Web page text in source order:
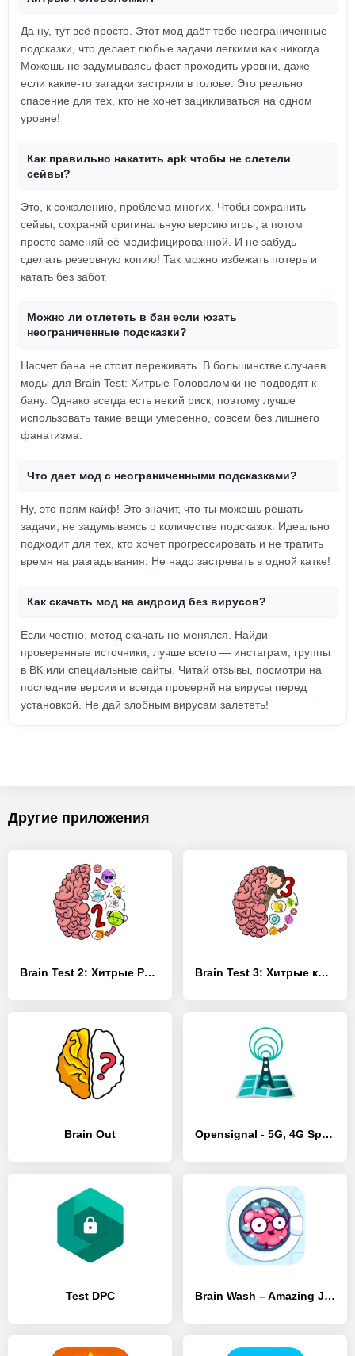
Да ну, тут всё просто. Этот мод даёт тебе неограниченные
подсказки, что делает любые задачи легкими как никогда.
Можешь не задумываясь фаст проходить уровни, даже
если какие-то загадки застряли в голове. Это реально
спасение для тех, кто не хочет зацикливаться на одном
уровне!
Как правильно накатить apk чтобы не слетели
сейвы?
Это, к сожалению, проблема многих. Чтобы сохранить
сейвы, сохраняй оригинальную версию игры, а потом
просто заменяй её модифицированной. И не забудь
сделать резервную копию! Так можно избежать потерь и
катать без забот.
Можно ли отлететь в бан если юзать
неограниченные подсказки?
Насчет бана не стоит переживать. В большинстве случаев
моды для Brain Test: Хитрые Головоломки не подводят к
бану. Однако всегда есть некий риск, поэтому лучше
использовать такие вещи умеренно, совсем без лишнего
фанатизма.
Что дает мод с неограниченными подсказками?
Ну, это прям кайф! Это значит, что ты можешь решать
задачи, не задумываясь о количестве подсказок. Идеально
подходит для тех, кто хочет прогрессировать и не тратить
время на разгадывания. Не надо застревать в одной катке!
Как скачать мод на андроид без вирусов?
Если честно, метод скачать не менялся. Найди
проверенные источники, лучше всего — инстаграм, группы
в ВК или специальные сайты. Читай отзывы, посмотри на
последние версии и всегда проверяй на вирусы перед
установкой. Не дай злобным вирусам залететь!
Другие приложения
Brain Test 2: Хитрые Рассказы Brain Test 3: Xитрые квесты
Brain Out Opensignal - 5G, 4G Speed Test
Test DPC Brain Wash – Amazing Jigsaw Thinking Game